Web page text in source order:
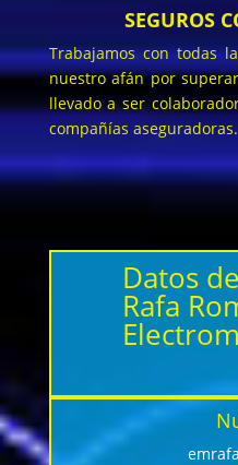
SEGUROS
Trabajamos con todas
nuestro afán por
llevado a ser
compañías aseguradoras.
Datos
Rafa